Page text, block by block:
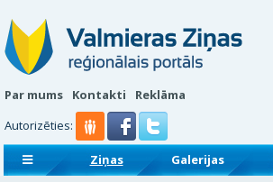
Par mums Kontakti
Reklāma
Autorizēties:
Ziņas Galerijas